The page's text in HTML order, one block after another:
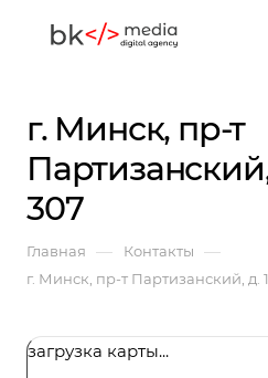
г. Минск, пр-т
307
Главная — Контакты —
г. Минск, пр-т Партизанский, д.
загрузка карты...